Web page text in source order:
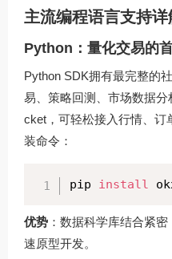
主流编程语言支持详
Python：量化交易的
Python SDK拥有最完整的
易、策略回测、市场数据
cket，可轻松接入行情、订
装命令：
pip install
优势 ：数据科学库结合紧
速原型开发。